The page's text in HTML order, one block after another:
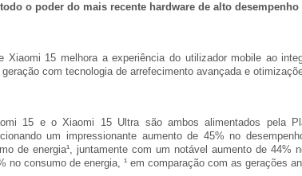
o poder do mais recente hardware de alto desempenho
Xiaomi 15 melhora a experiência do utilizador mobile ao
geração com tecnologia de arrefecimento avançada e
15 e o Xiaomi 15 Ultra são ambos alimentados pela
um impressionante aumento de 45% no
de energia¹, juntamente com um notável aumento de 44%
no consumo de energia, ¹ em comparação com as gerações